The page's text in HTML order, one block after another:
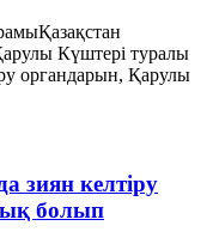
Күштері туралы
органдарын, Қарулы
зиян келтіру
болып